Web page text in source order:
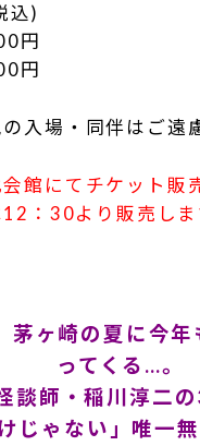
込)
円
円
入場・同伴はご遠
館にてチケット販
：30より販売しま
茅ヶ崎の夏に今年
ってくる…。
談師・稲川淳二の
じゃない」唯一